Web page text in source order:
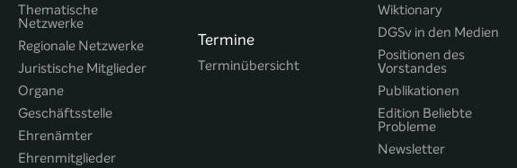
Thematische
Netzwerke
Regionale Netzwerke
Juristische Mitglieder
Organe
Geschäftsstelle
Ehrenämter
Ehrenmitglieder
Termine
Terminübersicht
Wiktionary
DGSv in den Medien
Positionen des
Vorstandes
Publikationen
Edition Beliebte
Probleme
Newsletter